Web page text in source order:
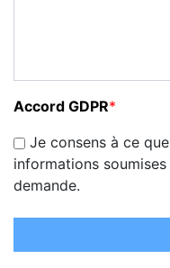
Accord GDPR*
Je consens à ce
informations
demande.